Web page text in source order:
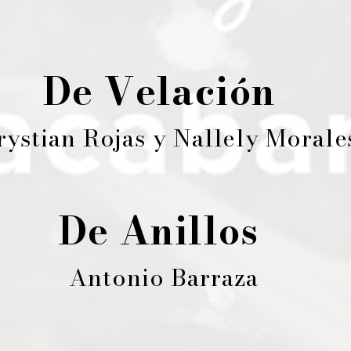
De Velación
Rojas y Nallely
De Anillos
Antonio Barraza